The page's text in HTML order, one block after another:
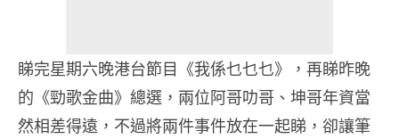
睇完星期六晚港台節目《我係乜乜乜》，再睇昨晚
的《勁歌金曲》總選，兩位阿哥叻哥、坤哥年資當
然相差得遠，不過將兩件事件放在一起睇，卻讓筆